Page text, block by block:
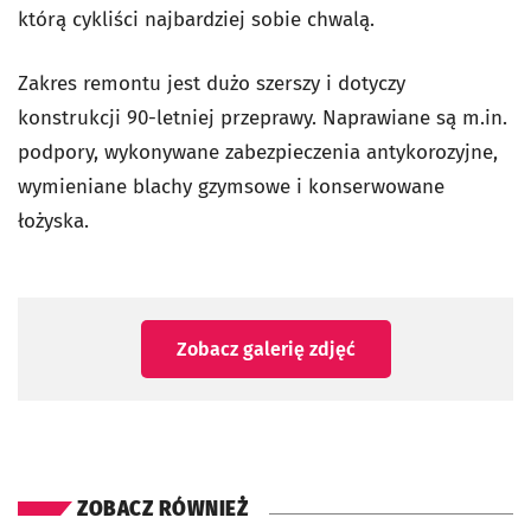
którą cykliści najbardziej sobie chwalą.
Zakres remontu jest dużo szerszy i dotyczy
konstrukcji 90-letniej przeprawy. Naprawiane są m.in.
podpory, wykonywane zabezpieczenia antykorozyjne,
wymieniane blachy gzymsowe i konserwowane
łożyska.
Zobacz galerię zdjęć
ZOBACZ RÓWNIEŻ